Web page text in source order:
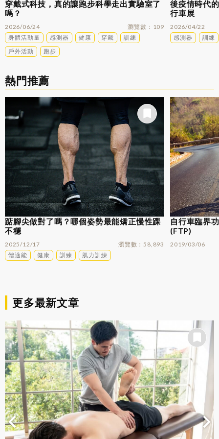
穿戴式科技，真的讓跑步科學走出實驗室了
嗎？
2026/06/24 瀏覽數
109
身體活動量
感測器 健康 穿戴
訓練
戶外活動
跑步
後疫情時代
行車展
2026/04/22
感測器
訓練
熱門推薦
踮腳尖做對了嗎？哪個姿勢最能矯正慢性踝
不穩
2025/12/17 瀏覽數
58,893
體適能
健康 訓練 肌力訓練
自行車臨界
(FTP)
2019/03/06
更多最新文章